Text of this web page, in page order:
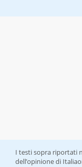
I testi sopra riportati
dell’opinione di